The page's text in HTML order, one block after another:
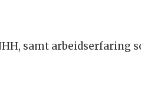
samt